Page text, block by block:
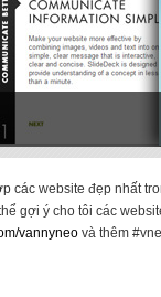
các website đẹp nhất
gợi ý cho tôi các
vannyneo và thêm